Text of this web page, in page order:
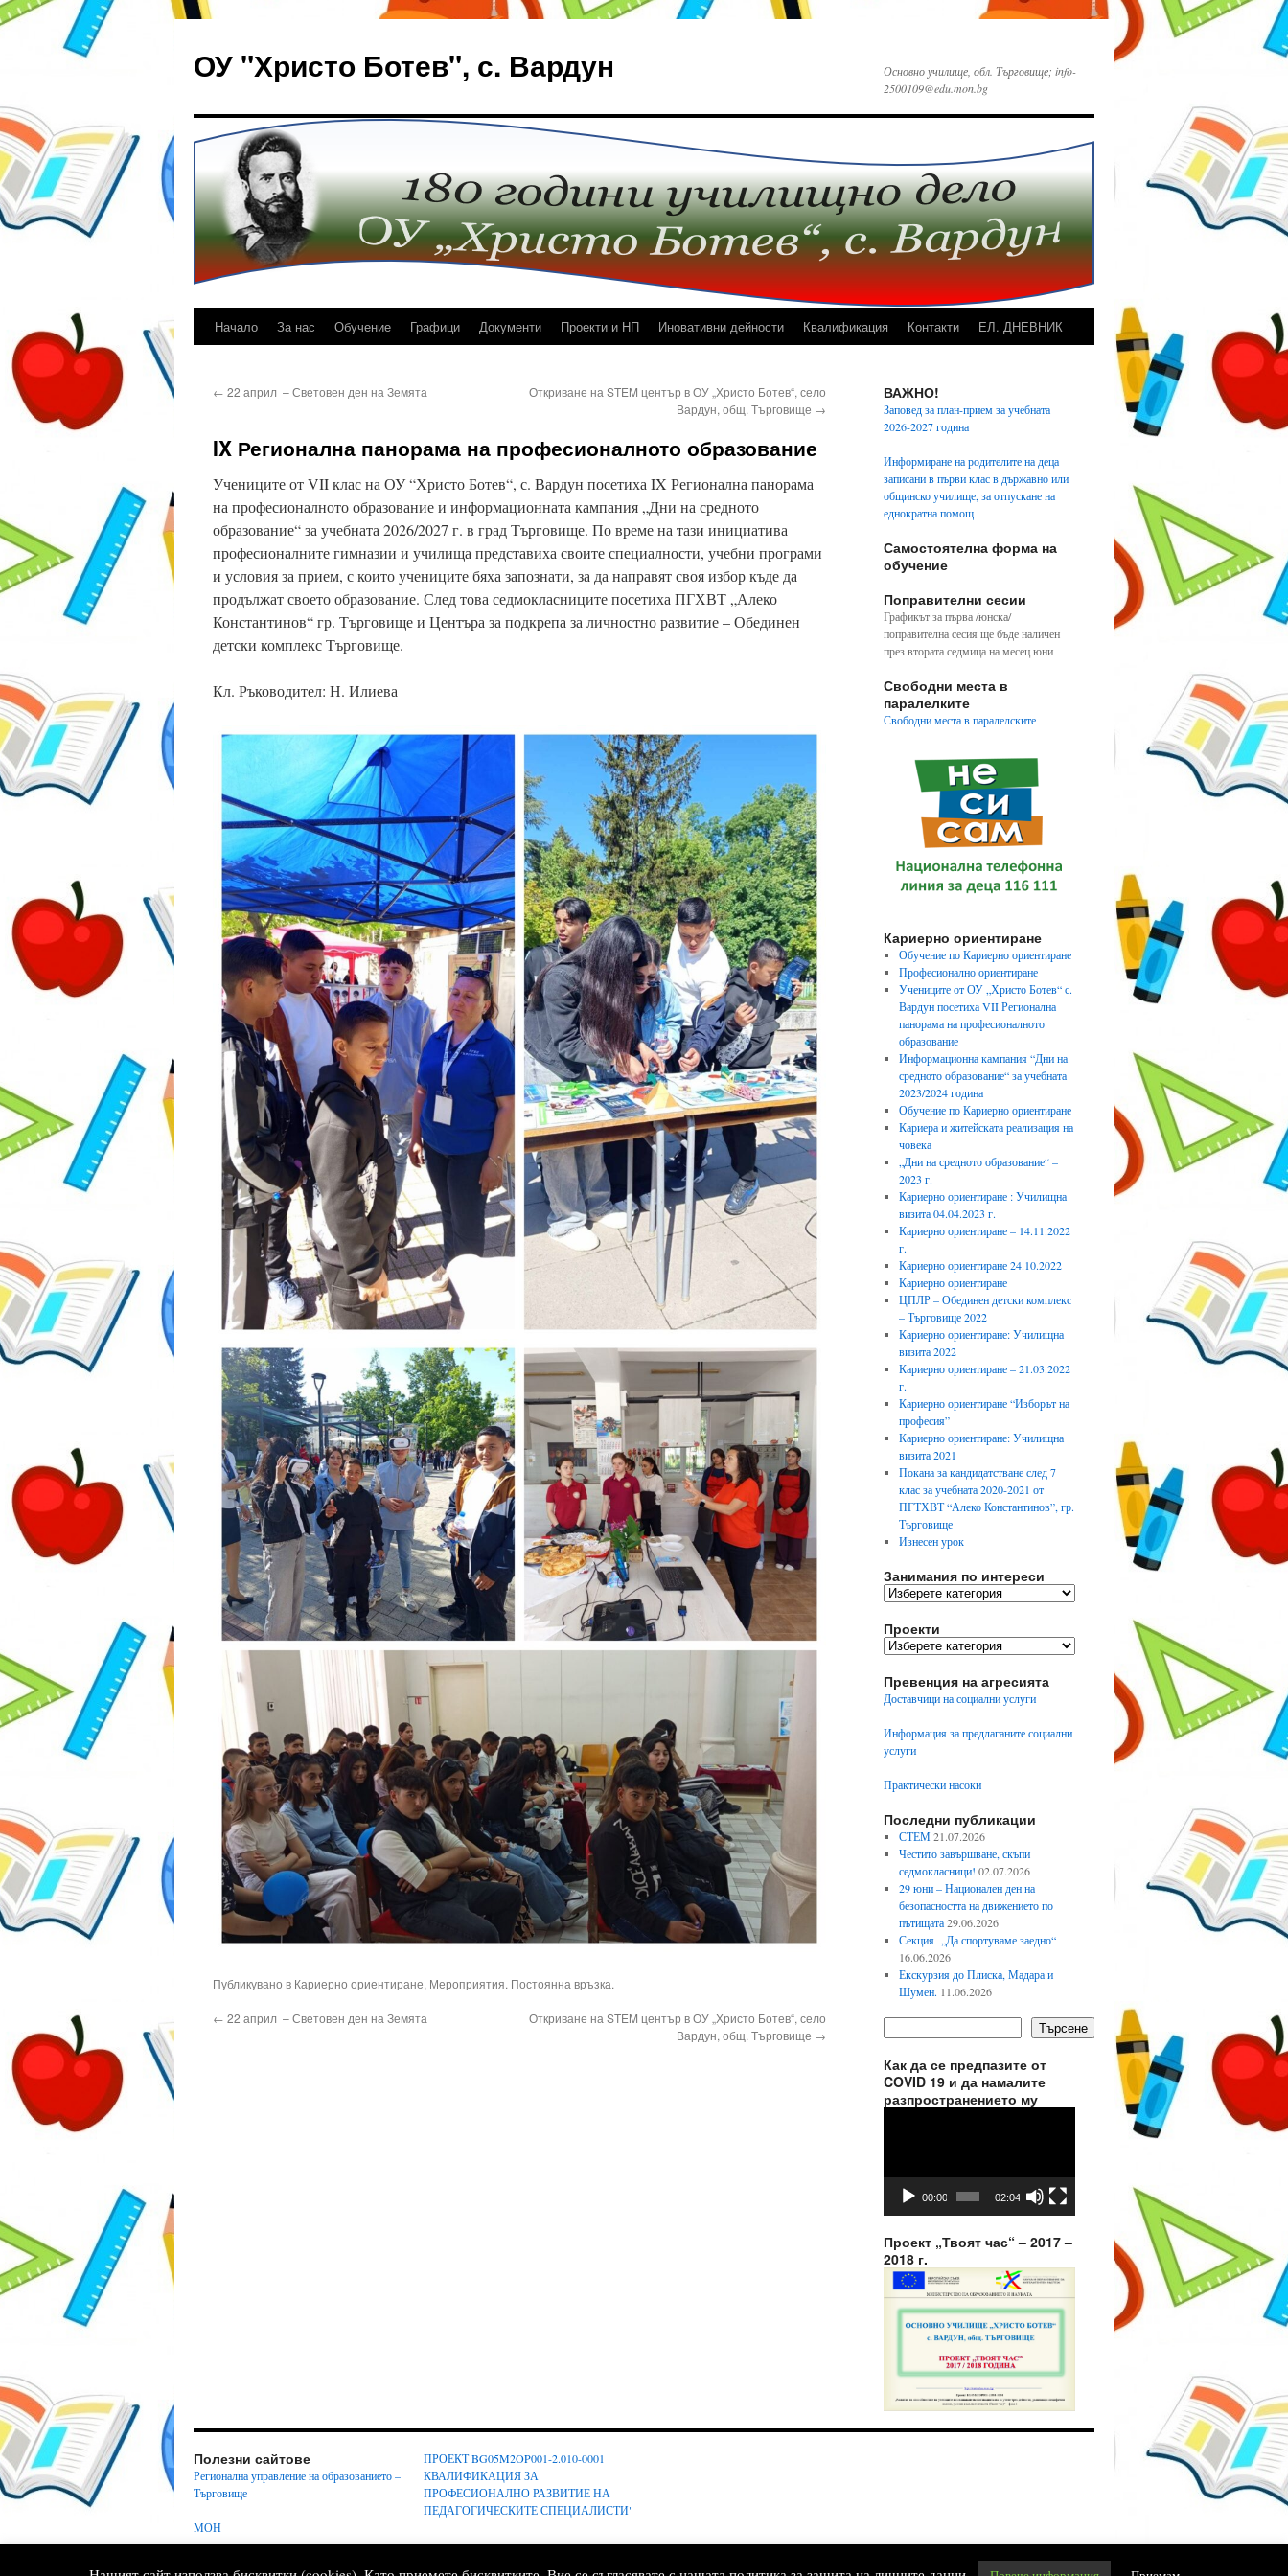
ОУ "Христо Ботев", с. Вардун
Основно училище, обл. Търговище; info-
2500109@edu.mon.bg
Начало За нас Обучение Графици Документи Проекти и НП Иновативни дейности Квалификация Контакти ЕЛ. ДНЕВНИК
← 22 април – Световен ден на Земята
Откриване на STEM център в ОУ „Христо Ботев“, село
Вардун, общ. Търговище →
IX Регионална панорама на професионалното образование
Учениците от VII клас на ОУ “Христо Ботев“, с. Вардун посетиха IX Регионална панорама
на професионалното образование и информационната кампания „Дни на средното
образование“ за учебната 2026/2027 г. в град Търговище. По време на тази инициатива
професионалните гимназии и училища представиха своите специалности, учебни програми
и условия за прием, с които учениците бяха запознати, за да направят своя избор къде да
продължат своето образование. След това седмокласниците посетиха ПГХВТ „Алеко
Константинов“ гр. Търговище и Центъра за подкрепа за личностно развитие – Обединен
детски комплекс Търговище.
Кл. Ръководител: Н. Илиева
Публикувано в Кариерно ориентиране, Мероприятия. Постоянна връзка.
← 22 април – Световен ден на Земята
Откриване на STEM център в ОУ „Христо Ботев“, село
Вардун, общ. Търговище →
ВАЖНО!
Заповед за план-прием за учебната
2026-2027 година
Информиране на родителите на деца
записани в първи клас в държавно или
общинско училище, за отпускане на
еднократна помощ
Самостоятелна форма на
обучение
Поправителни сесии
Графикът за първа /юнска/
поправителна сесия ще бъде наличен
през втората седмица на месец юни
Свободни места в
паралелките
Свободни места в паралелските
Кариерно ориентиране
Обучение по Кариерно ориентиране
Професионално ориентиране
Учениците от ОУ „Христо Ботев“ с.
Вардун посетиха VII Регионална
панорама на професионалното
образование
Информационна кампания “Дни на
средното образование“ за учебната
2023/2024 година
Обучение по Кариерно ориентиране
Кариера и житейската реализация на
човека
„Дни на средното образование“ –
2023 г.
Кариерно ориентиране : Училищна
визита 04.04.2023 г.
Кариерно ориентиране – 14.11.2022
г.
Кариерно ориентиране 24.10.2022
Кариерно ориентиране
ЦПЛР – Обединен детски комплекс
– Търговище 2022
Кариерно ориентиране: Училищна
визита 2022
Кариерно ориентиране – 21.03.2022
г.
Кариерно ориентиране “Изборът на
професия”
Кариерно ориентиране: Училищна
визита 2021
Покана за кандидатстване след 7
клас за учебната 2020-2021 от
ПГТХВТ “Алеко Константинов”, гр.
Търговище
Изнесен урок
Занимания по интереси
Занимания
интереси
Проекти
Проекти
Превенция на агресията
Доставчици на социални услуги
Информация за предлаганите социални
услуги
Практически насоки
Последни публикации
СТЕМ 21.07.2026
Честито завършване, скъпи
седмокласници! 02.07.2026
29 юни – Национален ден на
безопасността на движението по
пътищата 29.06.2026
Секция „Да спортуваме заедно“
16.06.2026
Екскурзия до Плиска, Мадара и
Шумен. 11.06.2026
Търсене
Как да се предпазите от
COVID 19 и да намалите
разпространението му
00:00 02:04
Проект „Твоят час“ – 2017 –
2018 г.
Полезни сайтове
Регионална управление на образованието –
Търговище
МОН
ПРОЕКТ BG05M2OP001-2.010-0001
КВАЛИФИКАЦИЯ ЗА
ПРОФЕСИОНАЛНО РАЗВИТИЕ НА
ПЕДАГОГИЧЕСКИТЕ СПЕЦИАЛИСТИ"
Задвижвано с гордост от WordPress.